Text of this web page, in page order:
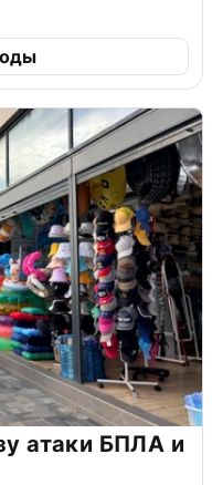
атаки БПЛА и